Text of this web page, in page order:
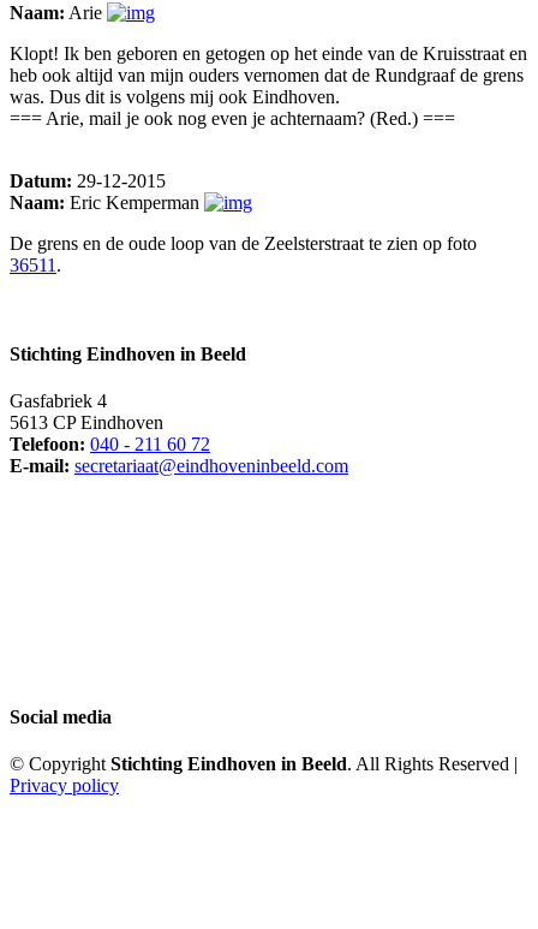
Naam: Arie
Klopt! Ik ben geboren en getogen op het einde van de Kruisstraat en
heb ook altijd van mijn ouders vernomen dat de Rundgraaf de grens
was. Dus dit is volgens mij ook Eindhoven.
=== Arie, mail je ook nog even je achternaam? (Red.) ===
Datum: 29-12-2015
Naam: Eric Kemperman
De grens en de oude loop van de Zeelsterstraat te zien op foto
36511.
Stichting Eindhoven in Beeld
Gasfabriek 4
5613 CP Eindhoven
Telefoon: 040 - 211 60 72
E-mail: secretariaat@eindhoveninbeeld.com
Social media
© CopyrightStichting Eindhoven in Beeld. All Rights Reserved |
Privacy policy